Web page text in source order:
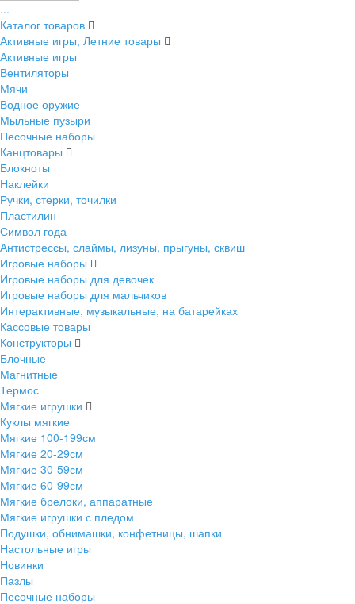
...
Каталог товаров
Активные игры, Летние товары
Активные игры
Вентиляторы
Мячи
Водное оружие
Мыльные пузыри
Песочные наборы
Канцтовары
Блокноты
Наклейки
Ручки, стерки, точилки
Пластилин
Символ года
Антистрессы, слаймы, лизуны, прыгуны, сквиш
Игровые наборы
Игровые наборы для девочек
Игровые наборы для мальчиков
Интерактивные, музыкальные, на батарейках
Кассовые товары
Конструкторы
Блочные
Магнитные
Термос
Мягкие игрушки
Куклы мягкие
Мягкие 100-199см
Мягкие 20-29см
Мягкие 30-59см
Мягкие 60-99см
Мягкие брелоки, аппаратные
Мягкие игрушки с пледом
Подушки, обнимашки, конфетницы, шапки
Настольные игры
Новинки
Пазлы
Песочные наборы